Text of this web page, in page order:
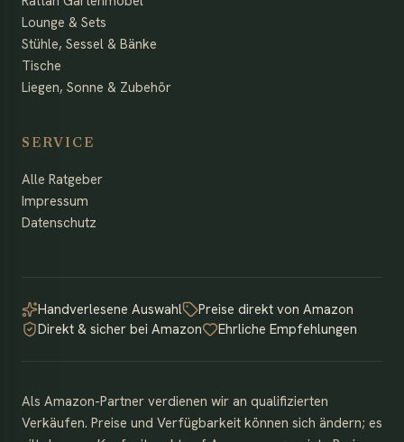
Lounge & Sets
Stühle, Sessel & Bänke
Tische
Liegen, Sonne & Zubehör
SERVICE
Alle Ratgeber
Impressum
Datenschutz
Handverlesene Auswahl
Preise direkt von Amazon
Direkt & sicher bei Amazon
Ehrliche Empfehlungen
Als Amazon-Partner verdienen wir an qualifizierten
Verkäufen. Preise und Verfügbarkeit können sich ändern; es